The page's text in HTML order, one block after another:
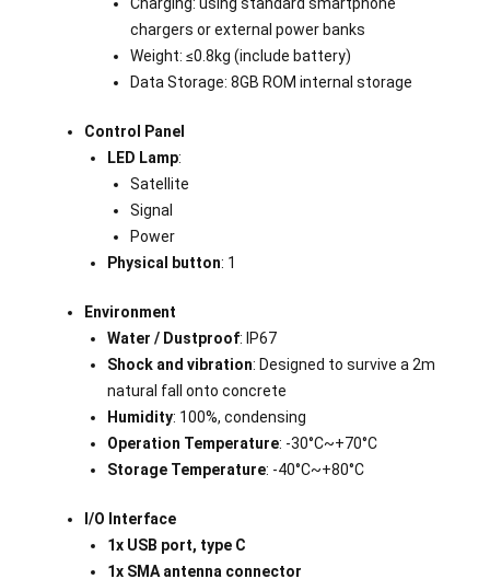
chargers or external power banks
Weight: ≤0.8kg (include battery)
Data Storage: 8GB ROM internal storage
Control Panel
LED Lamp:
Satellite
Signal
Power
Physical button: 1
Environment
Water / Dustproof: IP67
Shock and vibration: Designed to survive a 2m
natural fall onto concrete
Humidity: 100%, condensing
Operation Temperature: -30°C~+70°C
Storage Temperature: -40°C~+80°C
I/O Interface
1x USB port, type C
1x SMA antenna connector